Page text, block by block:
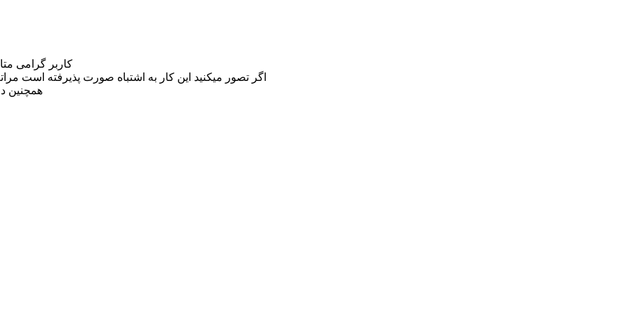
کاربر گرامی
اگر تصور میکنید این کار به اشتباه صورت پذیرفته است مراتب این مسئله را
همچنین